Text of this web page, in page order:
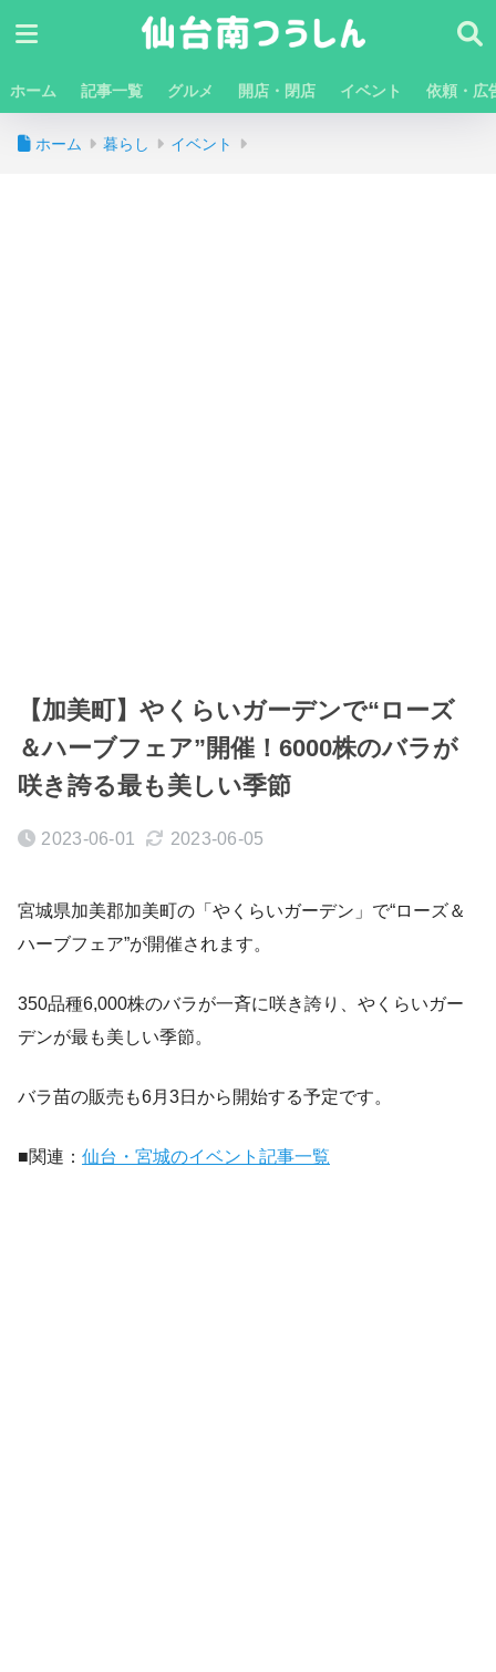
ホーム 記事一覧 グルメ 開店・閉店 イベント 依頼・広
ホーム 暮らし イベント
【加美町】やくらいガーデンで“ローズ
＆ハーブフェア”開催！6000株のバラが
咲き誇る最も美しい季節
2023-06-01 2023-06-05
宮城県加美郡加美町の「やくらいガーデン」で“ローズ＆
ハーブフェア”が開催されます。
350品種6,000株のバラが一斉に咲き誇り、やくらいガー
デンが最も美しい季節。
バラ苗の販売も6月3日から開始する予定です。
■関連： 仙台・宮城のイベント記事一覧